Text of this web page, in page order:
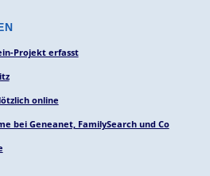
Projekt erfasst
online
bei Geneanet, FamilySearch und Co